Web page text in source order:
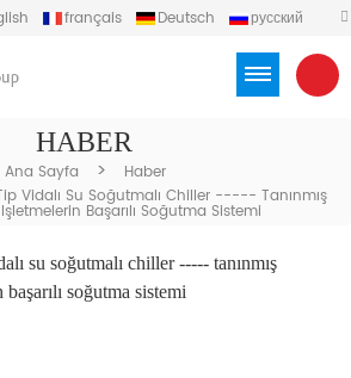
français Deutsch
русский
HABER
Ana Sayfa > Haber
Vidalı Su Soğutmalı Chiller ----- Tanınmış
Başarılı Soğutma Sistemi
su soğutmalı chiller ----- tanınmış
soğutma sistemi